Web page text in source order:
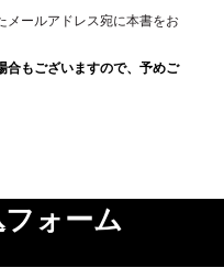
メールアドレス宛に本書をお
合もございますので、予めご
ォーム